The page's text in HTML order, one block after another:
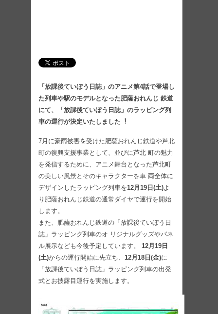
「放課後ていぼう⽇誌」のアニメ第4話で登場し
た列⾞や駅のモデルとなった肥薩おれんじ 鉄道
にて、「放課後ていぼう⽇誌」のラッピング列
⾞の運⾏が決定いたしました︕
7⽉に豪⾬被害を受けた肥薩おれんじ鉄道や芦北
町の復興⽀援事業として、並びに芦北 町の魅⼒
を発信するために、アニメ舞台となった芦北町
の美しい⾵景とそのキャラクターを⾞ 両全体に
デザインしたラッピング列⾞を12⽉19⽇(⼟)よ
り肥薩おれんじ鉄道の通常ダイヤで運⾏を開始
します。
また、肥薩おれんじ鉄道の「放課後ていぼう⽇
誌」ラッピング列⾞のオ リジナルグッズやパネ
ル展⽰なども今後予定しています。 12⽉19⽇
(⼟)からの運⾏開始に先⽴ち、 12⽉18⽇(⾦)に
「放課後ていぼう⽇誌」ラッピング列⾞の出発
式とお披露⽬運⾏を実施します。